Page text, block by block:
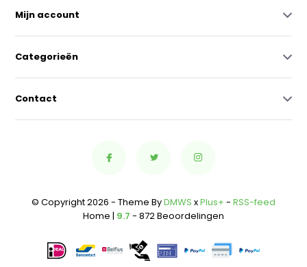
Mijn account
Categorieën
Contact
© Copyright 2026 - Theme ByDMWS xPlus+ - RSS-feed
Home | 9.7 - 872 Beoordelingen